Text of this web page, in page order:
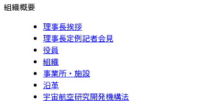
組織概要
理事長挨拶
理事長定例記者会見
役員
組織
事業所・施設
沿革
宇宙航空研究開発機構法